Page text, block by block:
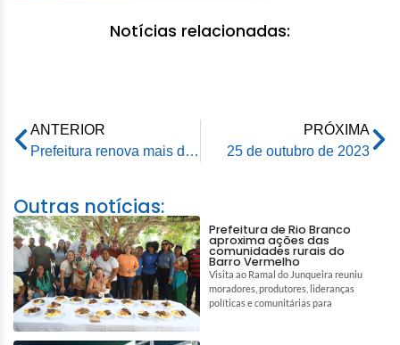
Notícias relacionadas:
ANTERIOR
Prefeitura renova mais de 700 passes de ônibus para acadêmicos da Ufac
PRÓXIMA
25 de outubro de 2023
Outras notícias:
Prefeitura de Rio Branco
aproxima ações das
comunidades rurais do
Barro Vermelho
Visita ao Ramal do Junqueira reuniu
moradores, produtores, lideranças
políticas e comunitárias para